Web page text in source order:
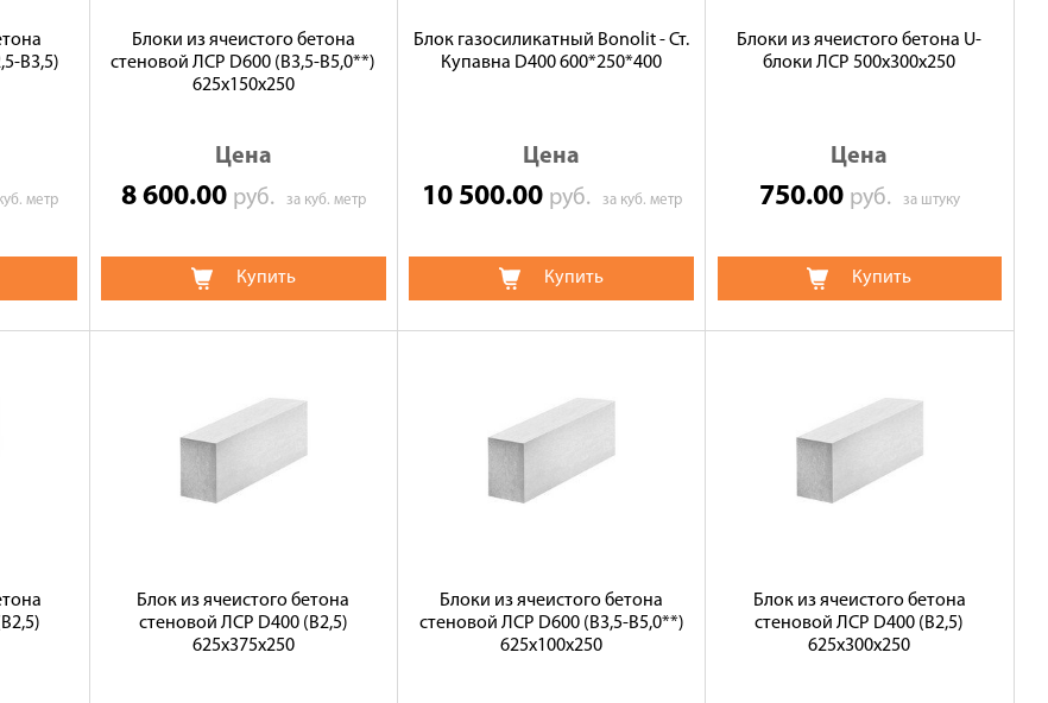
B3,5)
метр
Блоки из ячеистого бетона
стеновой ЛСР D600 (В3,5-B5,0**)
625х150х250
Цена
8 600.00 руб. за куб. метр
Купить
Блок газосиликатный Bonolit - Ст.
Купавна D400 600*250*400
Цена
10 500.00 руб. за куб. метр
Купить
Блоки из ячеистого бетона U-
блоки ЛСР 500х300х250
Цена
750.00 руб. за штуку
Купить
Блок из ячеистого бетона
стеновой ЛСР D400 (B2,5)
625х375х250
Блоки из ячеистого бетона
стеновой ЛСР D600 (В3,5-B5,0**)
625х100х250
Блок из ячеистого бетона
стеновой ЛСР D400 (B2,5)
625х300х250